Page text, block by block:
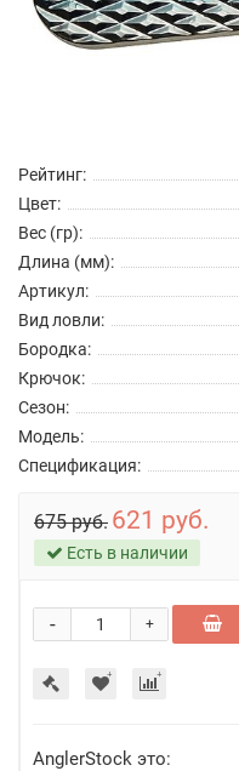
Рейтинг:
Цвет:
Вес (гр):
Длина (мм):
Артикул:
Вид ловли:
Бородка:
Крючок:
Сезон:
Модель:
Спецификация:
675 руб. 621 руб.
Есть в наличии
+
-
AnglerStock это: